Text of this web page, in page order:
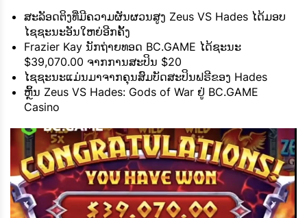
ສະລັອດຕິງທີ່ມີຄວາມຜັນຜວນສູງ Zeus VS Hades ໄດ້ມອບ
ໄຊຊະນະອັນໃຫຍ່ອີກຄັ້ງ
Frazier Kay ນັກຖ່າຍທອດ BC.GAME ໄດ້ຊະນະ
$39,070.00 ຈາກການສະປິນ $20
ໄຊຊະນະແມ່ນມາຈາກຄຸນສົມບັດສະປິນຟຣີຂອງ Hades
ຫຼິ້ນ Zeus VS Hades: Gods of War ຢູ່ BC.GAME
Casino